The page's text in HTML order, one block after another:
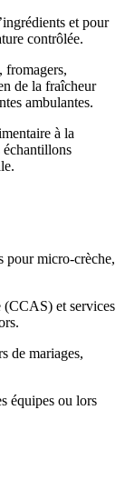
et pour
contrôlée.
fromagers,
de la fraîcheur
ambulantes.
à la
échantillons
pour micro-crèche,
(CCAS) et services
de mariages,
équipes ou lors